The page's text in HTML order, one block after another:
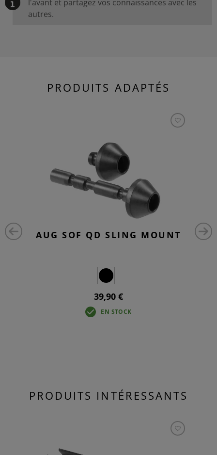
l'avant et partagez vos connaissances avec les
autres.
PRODUITS ADAPTÉS
AUG SOF QD SLING MOUNT
39,90 €
EN STOCK
PRODUITS INTÉRESSANTS